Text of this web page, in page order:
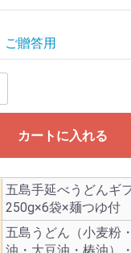
ご贈答用
カートに入れる
五島手延べうどんギ
250g×6袋×麺つゆ付
五島うどん（小麦粉